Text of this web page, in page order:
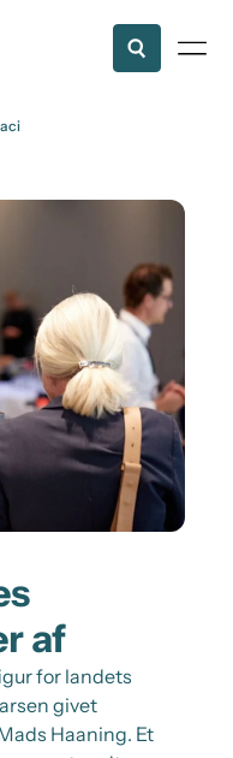
af
for landets
givet
Haaning. Et